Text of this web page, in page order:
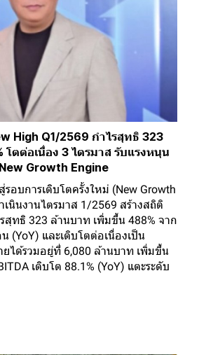
High Q1/2569 กำไรสุทธิ 323
ตต่อเนื่อง 3 ไตรมาส รับแรงหนุน
Growth Engine
รอบการเติบโตครั้งใหม่ (New Growth
นินงานไตรมาส 1/2569 สร้างสถิติ
สุทธิ 323 ล้านบาท เพิ่มขึ้น 488% จาก
(YoY) และเติบโตต่อเนื่องเป็น
ได้รวมอยู่ที่ 6,080 ล้านบาท เพิ่มขึ้น
เติบโต 88.1% (YoY) แตะระดับ